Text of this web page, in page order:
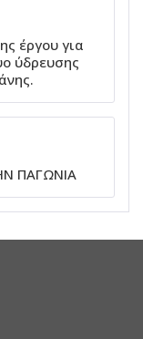
έργου για
ύδρευσης
ΠΑΓΩΝΙΑ